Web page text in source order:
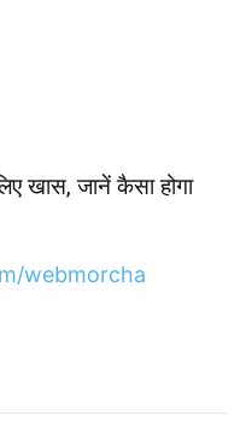
खास, जानें कैसा होगा
webmorcha